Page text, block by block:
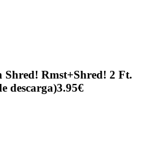
Shred! Rmst+Shred! 2 Ft.
descarga)3.95€